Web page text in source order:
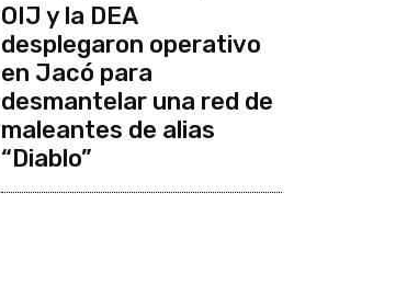
OIJ y la DEA
desplegaron operativo
en Jacó para
desmantelar una red de
maleantes de alias
“Diablo”